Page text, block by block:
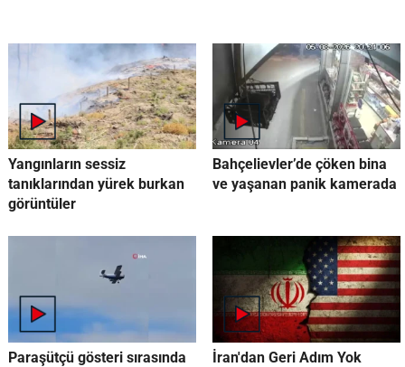
Yangınların sessiz
tanıklarından yürek burkan
görüntüler
Bahçelievler’de çöken bina
ve yaşanan panik kamerada
Paraşütçü gösteri sırasında
İran'dan Geri Adım Yok